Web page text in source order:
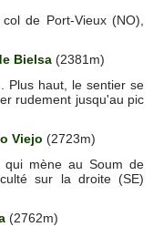
de Port-Vieux (NO),
Bielsa (2381m)
Plus haut, le sentier se
rudement jusqu'au pic
Viejo (2723m)
qui mène au Soum de
sur la droite (SE)
(2762m)